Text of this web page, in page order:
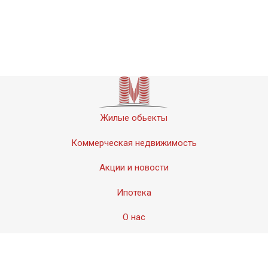
Жилые обьекты
Коммерческая недвижимость
Акции и новости
Ипотека
О нас